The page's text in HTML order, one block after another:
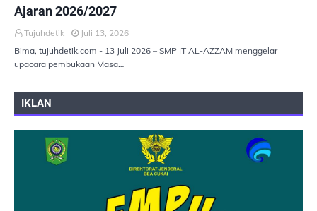
Ajaran 2026/2027
Tujuhdetik
Juli 13, 2026
Bima, tujuhdetik.com - 13 Juli 2026 – SMP IT AL-AZZAM menggelar
upacara pembukaan Masa…
IKLAN